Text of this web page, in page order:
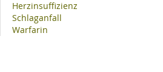
Herzinsuffizienz
Schlaganfall
Warfarin